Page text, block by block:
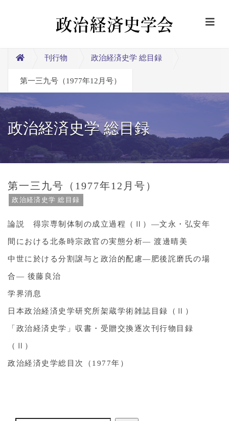
刊行物 政治経済史学 総目録
第一三九号（1977年12月号）
政治経済史学 総目録
第一三九号（1977年12月号）
政治経済史学 総目録
論説 得宗専制体制の成立過程（Ⅱ）―文永・弘安年
間における北条時宗政官の実態分析― 渡邊晴美
中世に於ける分割譲与と政治的配慮―肥後詫磨氏の場
合― 後藤良治
学界消息
日本政治経済史学研究所架蔵学術雑誌目録（Ⅱ）
「政治経済史学」収書・受贈交換逐次刊行物目録
（Ⅱ）
政治経済史学総目次（1977年）